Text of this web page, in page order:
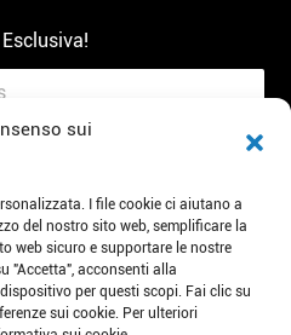
E-mail: mejec@lidinghb.com
dell'intelligenza artificiale,
sui
I file cookie ci aiutano a
del nostro sito web, semplificare la
web sicuro e supportare le nostre
"Accetta", acconsenti alla
per questi scopi. Fai clic su
sui cookie. Per ulteriori